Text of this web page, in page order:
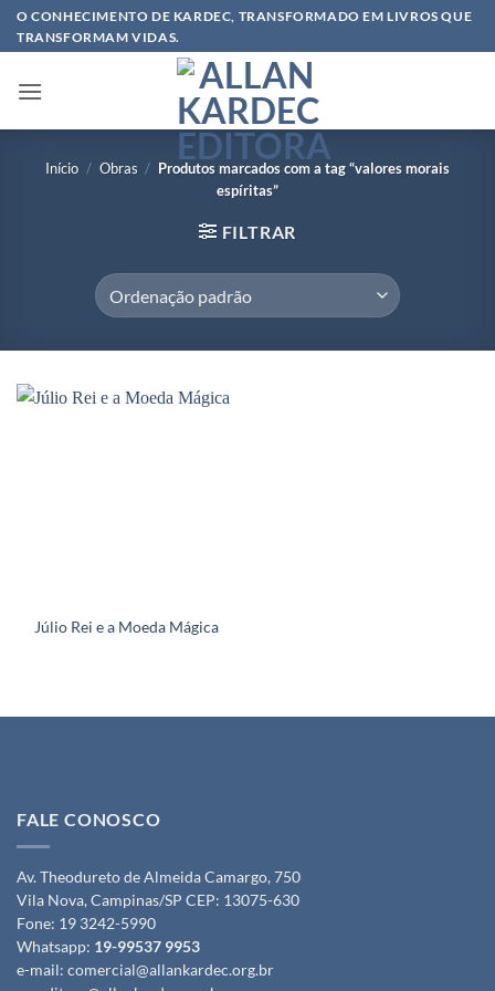
SkipO CONHECIMENTO DE KARDEC, TRANSFORMADO EM LIVROS QUE
TRANSFORMAM VIDAS.
Início / Obras / Produtos marcados com a tag “valores morais
espíritas”
FILTRAR
Júlio Rei e a Moeda Mágica
FALE CONOSCO
Av. Theodureto de Almeida Camargo, 750
Vila Nova, Campinas/SP CEP: 13075-630
Fone: 19 3242-5990
Whatsapp: 19-99537 9953
e-mail: comercial@allankardec.org.br